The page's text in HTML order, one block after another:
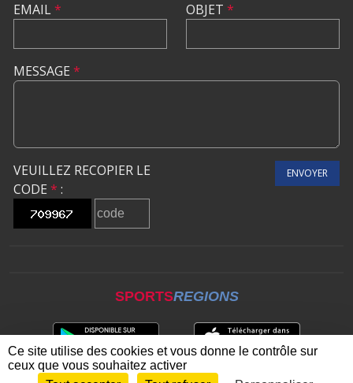
EMAIL* OBJET *
MESSAGE *
VEUILLEZ RECOPIER LE
CODE * :
ENVOYER
SPORTSREGIONS
Ce site utilise des cookies et vous donne le contrôle sur
ceux que vous souhaitez activer